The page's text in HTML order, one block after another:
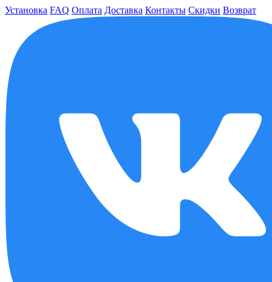
Установка FAQ Оплата Доставка Контакты Скидки Возврат